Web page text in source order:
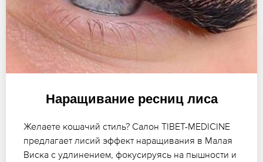
Наращивание ресниц лиса
Желаете кошачий стиль? Салон TIBET-MEDICINE
предлагает лисий эффект наращивания в Малая
Виска с удлинением, фокусируясь на пышности и